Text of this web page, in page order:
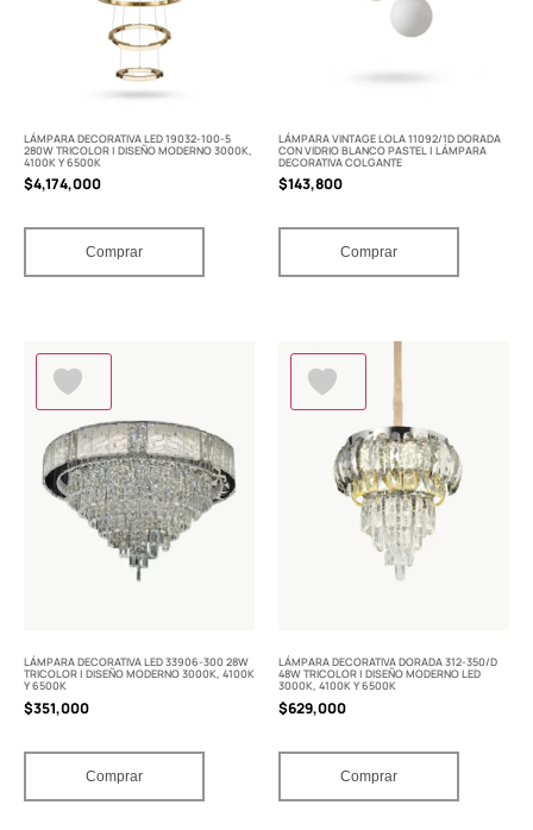
LÁMPARA DECORATIVA LED 19032-100-5
280W TRICOLOR | DISEÑO MODERNO 3000K,
4100K Y 6500K
$4,174,000
Comprar
LÁMPARA VINTAGE LOLA 11092/1D DORADA
CON VIDRIO BLANCO PASTEL | LÁMPARA
DECORATIVA COLGANTE
$143,800
Comprar
LÁMPARA DECORATIVA LED 33906-300 28W
TRICOLOR | DISEÑO MODERNO 3000K, 4100K
Y 6500K
$351,000
Comprar
LÁMPARA DECORATIVA DORADA 312-350/D
48W TRICOLOR | DISEÑO MODERNO LED
3000K, 4100K Y 6500K
$629,000
Comprar